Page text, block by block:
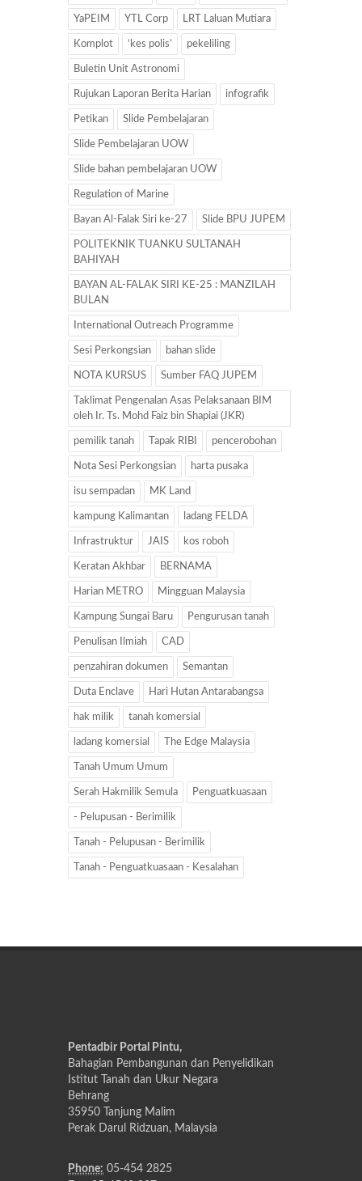
YaPEIM YTL Corp LRT Laluan Mutiara
Komplot ‘kes polis’ pekeliling
Buletin Unit Astronomi
Rujukan Laporan Berita Harian infografik
Petikan Slide Pembelajaran
Slide Pembelajaran UOW
Slide bahan pembelajaran UOW
Regulation of Marine
Bayan Al-Falak Siri ke-27 Slide BPU JUPEM
POLITEKNIK TUANKU SULTANAH
BAHIYAH
BAYAN AL-FALAK SIRI KE-25 : MANZILAH
BULAN
International Outreach Programme
Sesi Perkongsian bahan slide
NOTA KURSUS Sumber FAQ JUPEM
Taklimat Pengenalan Asas Pelaksanaan BIM
oleh Ir. Ts. Mohd Faiz bin Shapiai (JKR)
pemilik tanah Tapak RIBI pencerobohan
Nota Sesi Perkongsian harta pusaka
isu sempadan MK Land
kampung Kalimantan ladang FELDA
Infrastruktur JAIS kos roboh
Keratan Akhbar BERNAMA
Harian METRO Mingguan Malaysia
Kampung Sungai Baru Pengurusan tanah
Penulisan Ilmiah CAD
penzahiran dokumen Semantan
Duta Enclave Hari Hutan Antarabangsa
hak milik tanah komersial
ladang komersial The Edge Malaysia
Tanah Umum Umum
Serah Hakmilik Semula Penguatkuasaan
- Pelupusan - Berimilik
Tanah - Pelupusan - Berimilik
Tanah - Penguatkuasaan - Kesalahan
Pentadbir Portal Pintu,
Bahagian Pembangunan dan Penyelidikan
Istitut Tanah dan Ukur Negara
Behrang
35950 Tanjung Malim
Perak Darul Ridzuan, Malaysia
Phone: 05-454 2825